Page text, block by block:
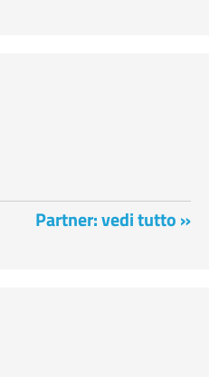
Partner: vedi tutto »